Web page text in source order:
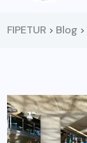
FIPETUR > Blog >